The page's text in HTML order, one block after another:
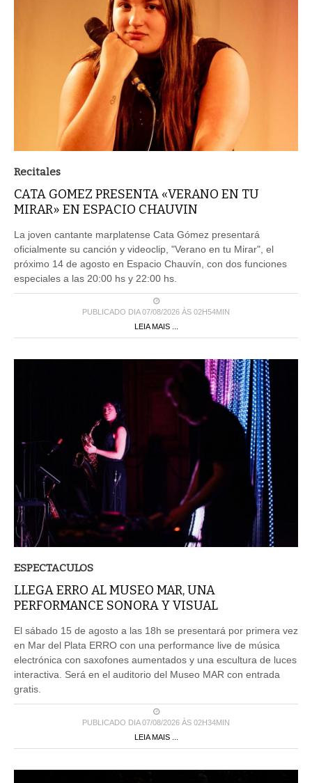
Recitales
CATA GOMEZ PRESENTA «VERANO EN TU
MIRAR» EN ESPACIO CHAUVIN
La joven cantante marplatense Cata Gómez presentará
oficialmente su canción y videoclip, "Verano en tu Mirar", el
próximo 14 de agosto en Espacio Chauvín, con dos funciones
especiales a las 20:00 hs y 22:00 hs.
PUBLICADO DIA 07/08/2026 ÀS 02H54MIN
LEIA MAIS ...
ESPECTACULOS
LLEGA ERRO AL MUSEO MAR, UNA
PERFORMANCE SONORA Y VISUAL
El sábado 15 de agosto a las 18h se presentará por primera vez
en Mar del Plata ERRO con una performance live de música
electrónica con saxofones aumentados y una escultura de luces
interactiva. Será en el auditorio del Museo MAR con entrada
gratis.
PUBLICADO DIA 07/08/2026 ÀS 02H34MIN
LEIA MAIS ...